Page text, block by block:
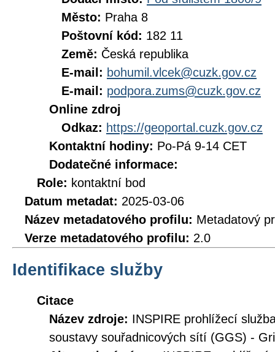
Město: Praha 8
Poštovní kód: 182 11
Země: Česká republika
E-mail: bohumil.vlcek@cuzk.gov.cz
E-mail: podpora.zums@cuzk.gov.cz
Online zdroj
Odkaz: https://geoportal.cuzk.gov.cz
Kontaktní hodiny: Po-Pá 9-14 CET
Dodatečné informace:
Role: kontaktní bod
Datum metadat: 2025-03-06
Název metadatového profilu: Metadatový
Verze metadatového profilu: 2.0
Identifikace služby
Citace
Název zdroje: INSPIRE prohlížecí
soustavy souřadnicových sítí (GGS) -